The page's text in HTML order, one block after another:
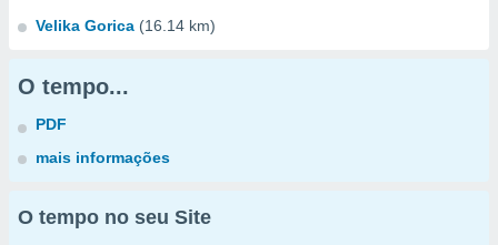
Velika Gorica (16.14 km)
O tempo...
PDF
mais informações
O tempo no seu Site